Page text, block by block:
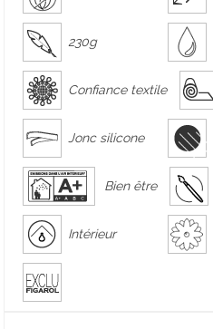
230g
Confiance textile
Jonc silicone
Bien être
Intérieur